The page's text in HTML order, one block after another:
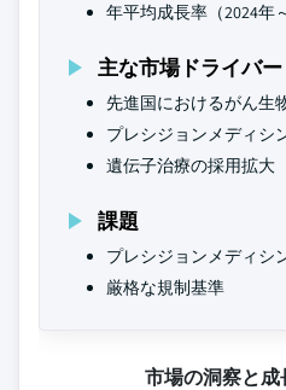
年平均成長率（2024年
主な市場ドライバー
先進国におけるがん生
プレシジョンメディシ
遺伝子治療の採用拡大
課題
プレシジョンメディシ
厳格な規制基準
市場の洞察と